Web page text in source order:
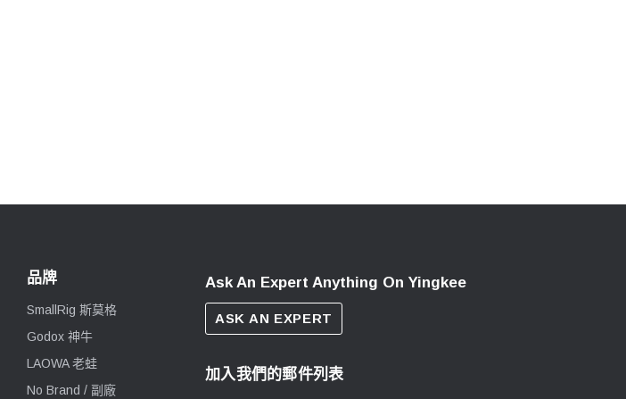
品牌
SmallRig 斯莫格
Godox 神牛
LAOWA 老蛙
No Brand / 副廠
Ask An Expert Anything On Yingkee
ASK AN EXPERT
加入我們的郵件列表